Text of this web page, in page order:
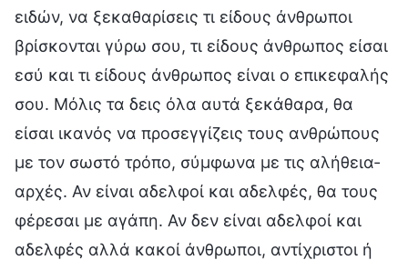
ειδών, να ξεκαθαρίσεις τι είδους άνθρωποι
βρίσκονται γύρω σου, τι είδους άνθρωπος είσαι
εσύ και τι είδους άνθρωπος είναι ο επικεφαλής
σου. Μόλις τα δεις όλα αυτά ξεκάθαρα, θα
είσαι ικανός να προσεγγίζεις τους ανθρώπους
με τον σωστό τρόπο, σύμφωνα με τις αλήθεια-
αρχές. Αν είναι αδελφοί και αδελφές, θα τους
φέρεσαι με αγάπη. Αν δεν είναι αδελφοί και
αδελφές αλλά κακοί άνθρωποι, αντίχριστοι ή